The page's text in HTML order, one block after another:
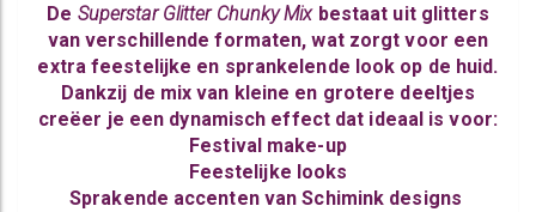
De Superstar Glitter Chunky Mix bestaat uit glitters
van verschillende formaten, wat zorgt voor een
extra feestelijke en sprankelende look op de huid.
Dankzij de mix van kleine en grotere deeltjes
creëer je een dynamisch effect dat ideaal is voor:
Festival make-up
Feestelijke looks
Sprakende accenten van Schimink designs